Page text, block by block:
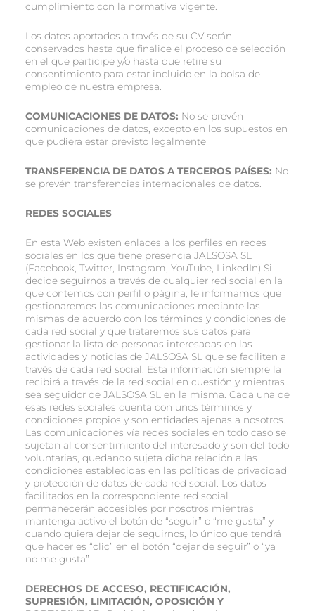
cumplimiento con la normativa vigente.
Los datos aportados a través de su CV serán
conservados hasta que finalice el proceso de selección
en el que participe y/o hasta que retire su
consentimiento para estar incluido en la bolsa de
empleo de nuestra empresa.
COMUNICACIONES DE DATOS: No se prevén
comunicaciones de datos, excepto en los supuestos en
que pudiera estar previsto legalmente
TRANSFERENCIA DE DATOS A TERCEROS PAÍSES: No
se prevén transferencias internacionales de datos.
REDES SOCIALES
En esta Web existen enlaces a los perfiles en redes
sociales en los que tiene presencia JALSOSA SL
(Facebook, Twitter, Instagram, YouTube, LinkedIn) Si
decide seguirnos a través de cualquier red social en la
que contemos con perfil o página, le informamos que
gestionaremos las comunicaciones mediante las
mismas de acuerdo con los términos y condiciones de
cada red social y que trataremos sus datos para
gestionar la lista de personas interesadas en las
actividades y noticias de JALSOSA SL que se faciliten a
través de cada red social. Esta información siempre la
recibirá a través de la red social en cuestión y mientras
sea seguidor de JALSOSA SL en la misma. Cada una de
esas redes sociales cuenta con unos términos y
condiciones propios y son entidades ajenas a nosotros.
Las comunicaciones vía redes sociales en todo caso se
sujetan al consentimiento del interesado y son del todo
voluntarias, quedando sujeta dicha relación a las
condiciones establecidas en las políticas de privacidad
y protección de datos de cada red social. Los datos
facilitados en la correspondiente red social
permanecerán accesibles por nosotros mientras
mantenga activo el botón de “seguir” o “me gusta” y
cuando quiera dejar de seguirnos, lo único que tendrá
que hacer es “clic” en el botón “dejar de seguir” o “ya
no me gusta”
DERECHOS DE ACCESO, RECTIFICACIÓN,
SUPRESIÓN, LIMITACIÓN, OPOSICIÓN Y